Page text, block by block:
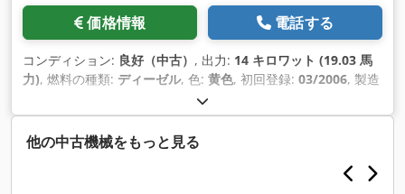
価格情報 電話する
コンディション: 良好（中古） , 出力: 14 キロワット (19.03 馬
力), 燃料の種類: ディーゼル, 色: 黄色, 初回登録: 03/2006, 製造
他の中古機械をもっと見る